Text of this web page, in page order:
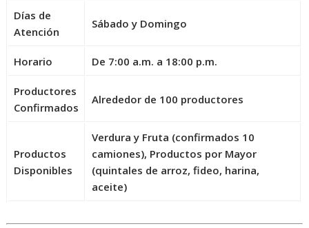
Días de
Atención
Sábado y Domingo
Horario De 7:00 a.m. a 18:00 p.m.
Productores
Confirmados
Alrededor de 100 productores
Productos
Disponibles
Verdura y Fruta (confirmados 10
camiones), Productos por Mayor
(quintales de arroz, fideo, harina,
aceite)